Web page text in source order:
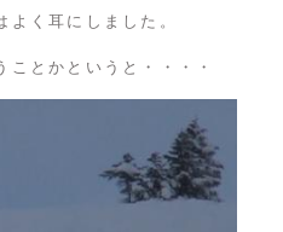
く耳にしました。
とかというと・・・・